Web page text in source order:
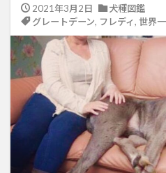
2021年3月2日
犬種図鑑
グレートデーン, フレディ, 世界